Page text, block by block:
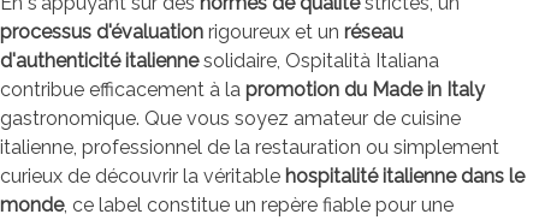
processus d'évaluation rigoureux et un réseau
d'authenticité italiennesolidaire, Ospitalità Italiana
contribue efficacement à la promotion du Made in Italy
gastronomique. Que vous soyez amateur de cuisine
italienne, professionnel de la restauration ou simplement
curieux de découvrir la véritable hospitalité italienne dans le
monde, ce label constitue un repère fiable pour une